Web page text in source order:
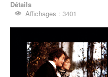
Détails
Affichages : 3401